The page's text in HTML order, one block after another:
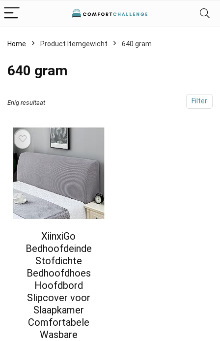
Home Product Itemgewicht ‎640 gram
‎640 gram
Filter
Enig resultaat
XiinxiGo
Bedhoofdeinde
Stofdichte
Bedhoofdhoes
Hoofdbord
Slipcover voor
Slaapkamer
Comfortabele
Wasbare